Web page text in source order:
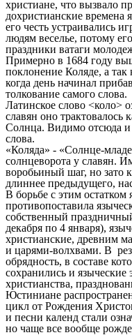
христиане, что вызвало
дохристианские времена
его честь устраивались
людям веселье, потому
праздники ватаги
Примерно в 1684 году
поклонение Коляде, а так
когда день начинал
толкование самого слова.
Латинское слово <коло>
славян оно
Солнца. Видимо отсюда и
слова.
«Коляда» - «Солнце-
солнцеворота у славян.
воробьиный шаг, но
длиннее предыдущего,
В борьбе с этим остатком
противопоставила
собственный
декабря по 4 января),
христианские, древним
и царями-волхвами. В
обрядность, в составе
сохранились и
христианства,
Юстиниане
цикл от Рождения
и песни календ стали
но чаще все вообще